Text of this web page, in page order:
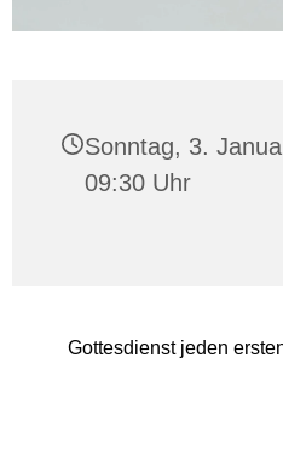
Sonntag, 3.
09:30 Uhr
Gottesdienst jeden